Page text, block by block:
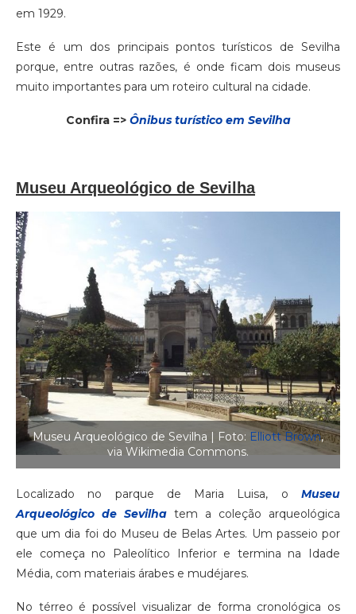
em 1929.
Este é um dos principais pontos turísticos de Sevilha
porque, entre outras razões, é onde ficam dois museus
muito importantes para um roteiro cultural na cidade.
Confira => Ônibus turístico em Sevilha
Museu Arqueológico de Sevilha
Museu Arqueológico de Sevilha | Foto: Elliott Brown,
via Wikimedia Commons.
Localizado no parque de Maria Luisa, o Museu
Arqueológico de Sevilha tem a coleção arqueológica
que um dia foi do Museu de Belas Artes. Um passeio por
ele começa no Paleolítico Inferior e termina na Idade
Média, com materiais árabes e mudéjares.
No térreo é possível visualizar de forma cronológica os